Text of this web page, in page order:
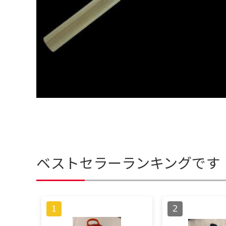
ベストセラーランキングです